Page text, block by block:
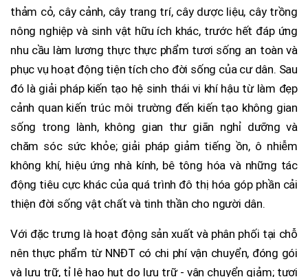
thảm cỏ, cây cảnh, cây trang trí, cây dược liệu, cây trồng
nông nghiệp và sinh vật hữu ích khác, trước hết đáp ứng
nhu cầu làm lương thực thực phẩm tươi sống an toàn và
phục vụ hoạt động tiện tích cho đời sống của cư dân. Sau
đó là giải pháp kiến tạo hệ sinh thái vi khí hậu từ làm đẹp
cảnh quan kiến trúc môi trường đến kiến tạo không gian
sống trong lành, không gian thư giãn nghỉ dưỡng và
chăm sóc sức khỏe; giải pháp giảm tiếng ồn, ô nhiễm
không khí, hiệu ứng nhà kính, bê tông hóa và những tác
động tiêu cực khác của quá trình đô thị hóa góp phần cải
thiện đời sống vật chất và tinh thần cho người dân.
Với đặc trưng là hoạt động sản xuất và phân phối tại chỗ
nên thực phẩm từ NNĐT có chi phí vận chuyển, đóng gói
và lưu trữ, tỉ lệ hao hụt do lưu trữ - vận chuyển giảm; tươi